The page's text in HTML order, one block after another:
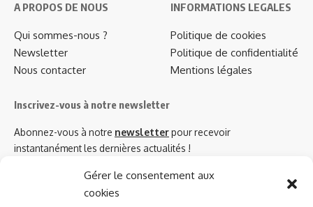
Gérer le consentement aux
cookies
A PROPOS DE NOUS
Qui sommes-nous ?
Newsletter
Nous contacter
INFORMATIONS LEGALES
Politique de cookies
Politique de confidentialité
Mentions légales
Inscrivez-vous à notre newsletter
Abonnez-vous à notre newsletterpour recevoir
instantanément les dernières actualités !
Azinat.com TV soutient